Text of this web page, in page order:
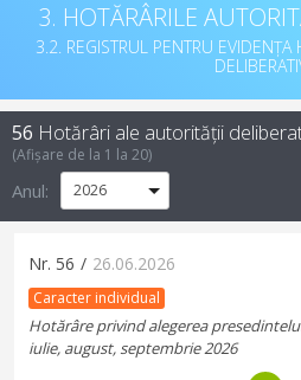
3. HOTĂRÂRILE
3.2. REGISTRUL PENTRU EVIDENȚA
56 Hotărâri ale autorității
(Afișare de la 1 la 20)
Anul:
Nr. 56 / 26.06.2026
Caracter individual
Hotărâre privind alegerea
iulie, august, septembrie 2026